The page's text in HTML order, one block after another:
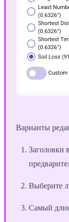
Варианты
Заголовки
Выберите
Самый